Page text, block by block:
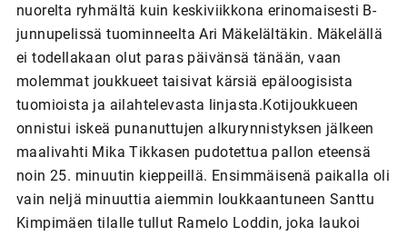
nuorelta ryhmältä kuin keskiviikkona erinomaisesti B-
junnupelissä tuominneelta Ari Mäkelältäkin. Mäkelällä
ei todellakaan olut paras päivänsä tänään, vaan
molemmat joukkueet taisivat kärsiä epäloogisista
tuomioista ja ailahtelevasta linjasta.Kotijoukkueen
onnistui iskeä punanuttujen alkurynnistyksen jälkeen
maalivahti Mika Tikkasen pudotettua pallon eteensä
noin 25. minuutin kieppeillä. Ensimmäisenä paikalla oli
vain neljä minuuttia aiemmin loukkaantuneen Santtu
Kimpimäen tilalle tullut Ramelo Loddin, joka laukoi